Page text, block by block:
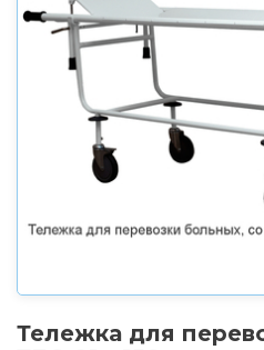
Тележка для